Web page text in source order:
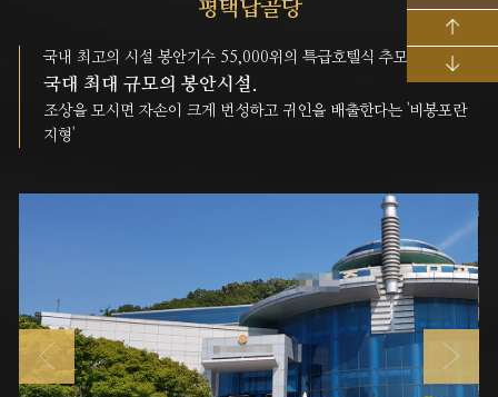
평택납골당
국내 최고의 시설 봉안기수 55,000위의 특급호텔식 추모공원.
국대 최대 규모의 봉안시설.
조상을 모시면 자손이 크게 번성하고 귀인을 배출한다는 '비봉포란
지형'